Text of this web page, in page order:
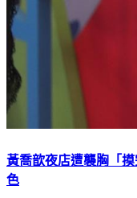
黃喬歆夜店遭襲胸「
色